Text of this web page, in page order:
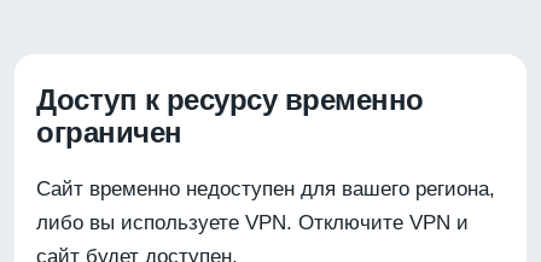
Доступ к ресурсу временно
ограничен
Сайт временно недоступен для вашего региона,
либо вы используете VPN. Отключите VPN и
сайт будет доступен.